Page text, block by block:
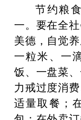
节约粮
一。要在全
美德，自觉
一粒米、一
饭、一盘菜
力戒过度消
适量取餐；